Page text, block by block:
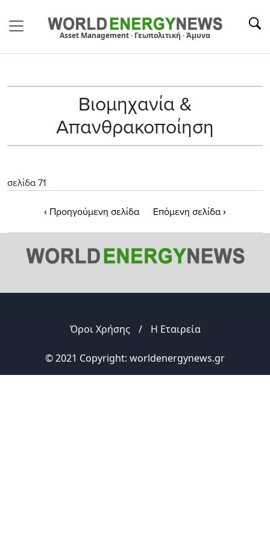
Asset Management · Γεωπολιτική · Άμυνα
Βιομηχανία &
Απανθρακοποίηση
σελίδα 71
‹ Προηγούμενη σελίδα Επόμενη σελίδα›
Όροι Χρήσης / Η Εταιρεία
© 2021 Copyright: worldenergynews.gr